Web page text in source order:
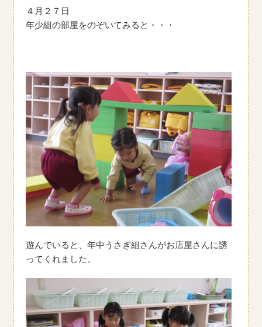
４月２７日
年少組の部屋をのぞいてみると・・・
遊んでいると、年中うさぎ組さんがお店屋さんに誘
ってくれました。